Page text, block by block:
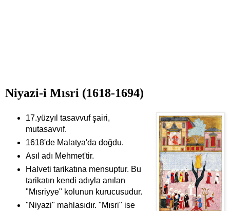
Niyazi-i Mısri (1618-1694)
17.yüzyıl tasavvuf şairi,
mutasavvıf.
1618'de Malatya'da doğdu.
Asıl adı Mehmet'tir.
Halveti tarikatına mensuptur. Bu
tarikatın kendi adıyla anılan
"Mısriyye" kolunun kurucusudur.
"Niyazi" mahlasıdır. "Mısri" ise